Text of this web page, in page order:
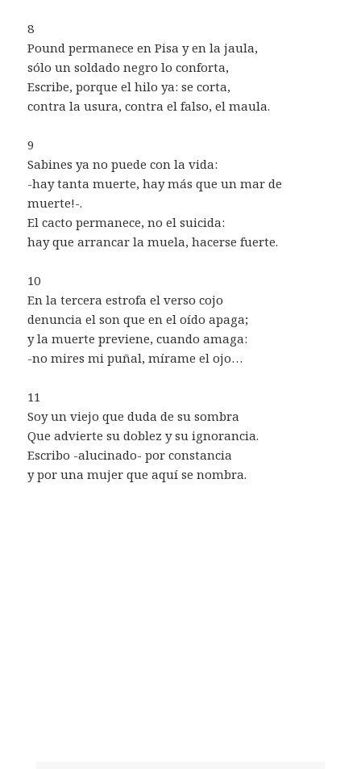
8
Pound permanece en Pisa y en la jaula,
sólo un soldado negro lo conforta,
Escribe, porque el hilo ya: se corta,
contra la usura, contra el falso, el maula.
9
Sabines ya no puede con la vida:
-hay tanta muerte, hay más que un mar de
muerte!-.
El cacto permanece, no el suicida:
hay que arrancar la muela, hacerse fuerte.
10
En la tercera estrofa el verso cojo
denuncia el son que en el oído apaga;
y la muerte previene, cuando amaga:
-no mires mi puñal, mírame el ojo…
11
Soy un viejo que duda de su sombra
Que advierte su doblez y su ignorancia.
Escribo -alucinado- por constancia
y por una mujer que aquí se nombra.